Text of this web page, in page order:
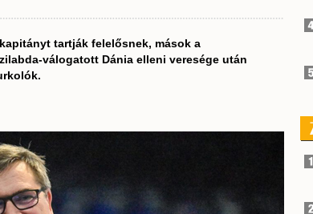
tartják felelősnek, mások a
válogatott Dánia elleni veresége után